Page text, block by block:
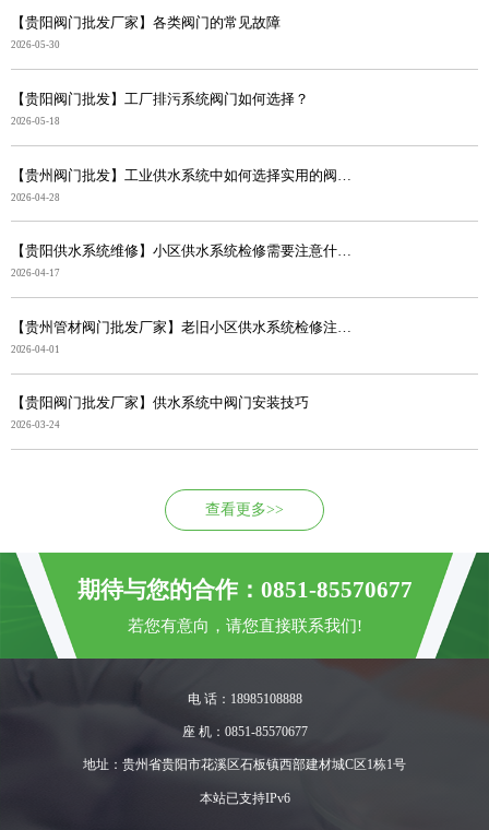
【贵阳阀门批发厂家】各类阀门的常见故障
2026-05-30
【贵阳阀门批发】工厂排污系统阀门如何选择？
2026-05-18
2026-04-28
【贵阳供水系统维修】小区供水系统检修需要注意什么？
2026-04-17
2026-04-01
【贵阳阀门批发厂家】供水系统中阀门安装技巧
2026-03-24
查看更多>>
期待与您的合作：0851-85570677
若您有意向，请您直接联系我们!
电 话：18985108888
座 机：0851-85570677
地址：贵州省贵阳市花溪区石板镇西部建材城C区1栋1号
本站已支持IPv6